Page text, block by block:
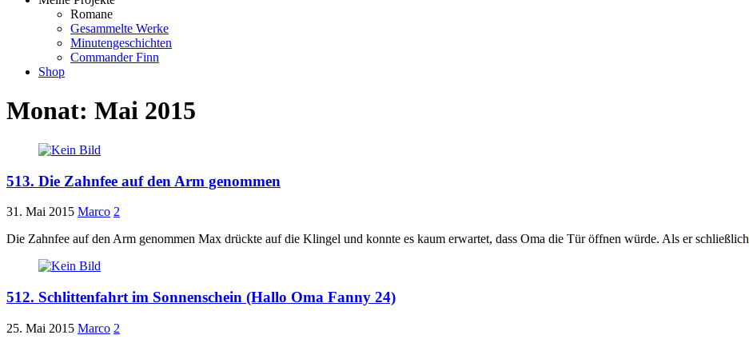
Romane
Gesammelte Werke
Minutengeschichten
Commander Finn
Shop
Monat: Mai 2015
513. Die Zahnfee auf den Arm genommen
31. Mai 2015 Marco 2
Die Zahnfee auf den Arm genommen Max drückte auf die Klingel und konnte es kaum erwartet, dass Oma die Tür öffnen würde. Als er schließlich
512. Schlittenfahrt im Sonnenschein (Hallo Oma Fanny 24)
25. Mai 2015 Marco 2